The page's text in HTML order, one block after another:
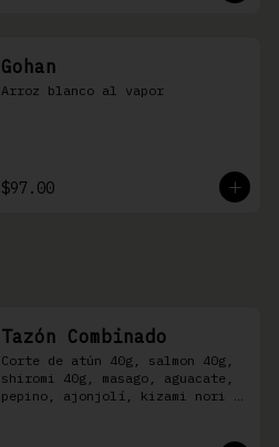
Gohan
Arroz blanco al vapor
$97.00
Tazón Combinado
Corte de atún 40g, salmon 40g,
shiromi 40g, masago, aguacate,
pepino, ajonjolí, kizami nori y